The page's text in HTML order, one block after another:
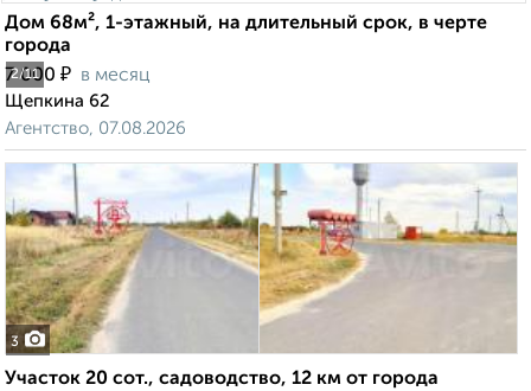
2/11
Дом 68м², 1-этажный, на длительный срок, в черте
города
7 000 ₽ в месяц
Щепкина 62
Агентство, 07.08.2026
3
Участок 20 сот., садоводство, 12 км от города